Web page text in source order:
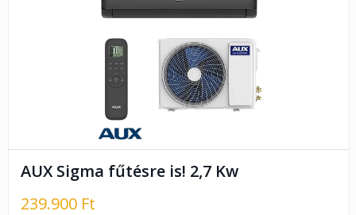
AUX Sigma fűtésre is! 2,7 Kw
239.900 Ft